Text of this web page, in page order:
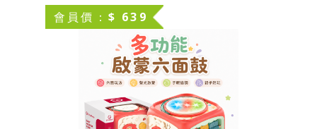
會員價：$ 639